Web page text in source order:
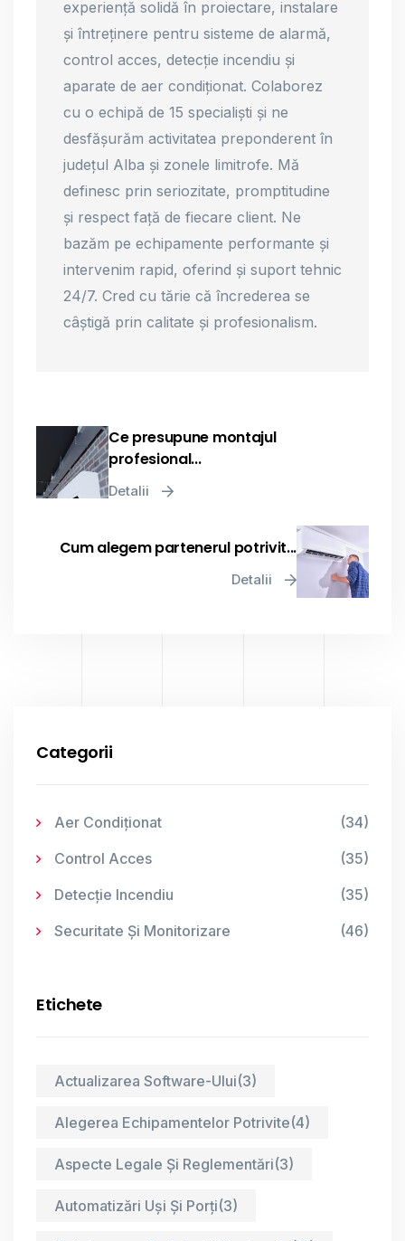
experiență solidă în proiectare, instalare
și întreținere pentru sisteme de alarmă,
control acces, detecție incendiu și
aparate de aer condiționat. Colaborez
cu o echipă de 15 specialiști și ne
desfășurăm activitatea preponderent în
județul Alba și zonele limitrofe. Mă
definesc prin seriozitate, promptitudine
și respect față de fiecare client. Ne
bazăm pe echipamente performante și
intervenim rapid, oferind și suport tehnic
24/7. Cred cu tărie că încrederea se
câștigă prin calitate și profesionalism.
Ce presupune montajul
profesional...
Detalii
Cum alegem partenerul potrivit...
Detalii
Categorii
Aer Condiționat (34)
Control Acces (35)
Detecție Incendiu (35)
Securitate Și Monitorizare (46)
Etichete
Actualizarea Software-Ului(3)
Alegerea Echipamentelor Potrivite(4)
Aspecte Legale Și Reglementări(3)
Automatizări Uși Și Porți(3)